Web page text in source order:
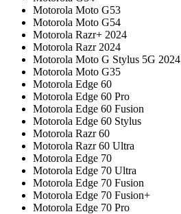
Motorola Moto G53
Motorola Moto G54
Motorola Razr+ 2024
Motorola Razr 2024
Motorola Moto G Stylus 5G 2024
Motorola Moto G35
Motorola Edge 60
Motorola Edge 60 Pro
Motorola Edge 60 Fusion
Motorola Edge 60 Stylus
Motorola Razr 60
Motorola Razr 60 Ultra
Motorola Edge 70
Motorola Edge 70 Ultra
Motorola Edge 70 Fusion
Motorola Edge 70 Fusion+
Motorola Edge 70 Pro